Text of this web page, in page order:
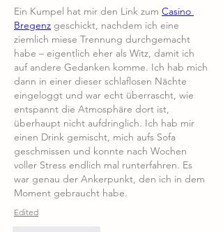
Ein Kumpel hat mir den Link zum Casino
Bregenz geschickt, nachdem ich eine
ziemlich miese Trennung durchgemacht
habe – eigentlich eher als Witz, damit ich
auf andere Gedanken komme. Ich hab mich
dann in einer dieser schlaflosen Nächte
eingeloggt und war echt überrascht, wie
entspannt die Atmosphäre dort ist,
überhaupt nicht aufdringlich. Ich hab mir
einen Drink gemischt, mich aufs Sofa
geschmissen und konnte nach Wochen
voller Stress endlich mal runterfahren. Es
war genau der Ankerpunkt, den ich in dem
Moment gebraucht habe.
Edited